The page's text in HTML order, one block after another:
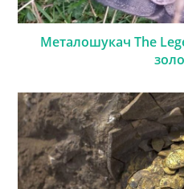
Металошукач The